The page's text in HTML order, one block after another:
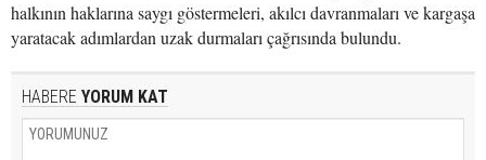
halkının haklarına saygı göstermeleri, akılcı davranmaları ve kargaşa
yaratacak adımlardan uzak durmaları çağrısında bulundu.
HABERE YORUM KAT